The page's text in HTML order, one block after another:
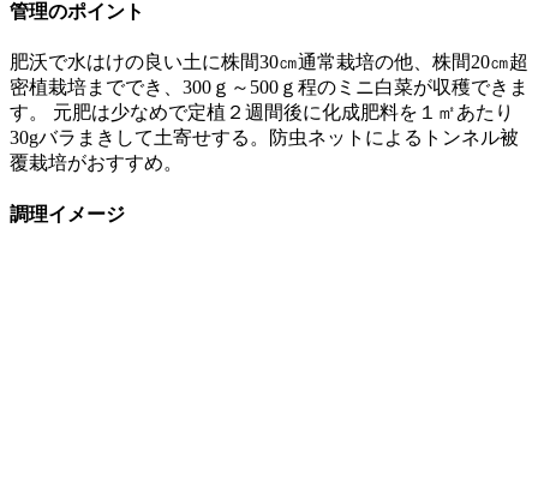
管理のポイント
肥沃で水はけの良い土に株間30㎝通常栽培の他、株間20㎝超
密植栽培まででき、300ｇ～500ｇ程のミニ白菜が収穫できま
す。 元肥は少なめで定植２週間後に化成肥料を１㎡あたり
30gバラまきして土寄せする。防虫ネットによるトンネル被
覆栽培がおすすめ。
調理イメージ